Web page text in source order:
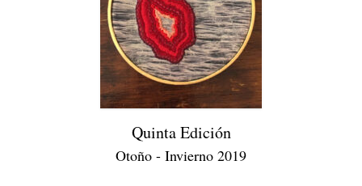
Quinta Edición
Otoño - Invierno 2019